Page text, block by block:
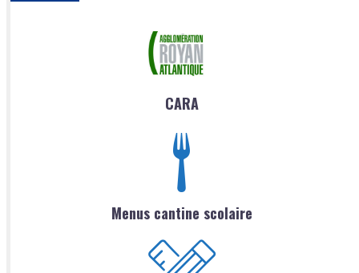
CARA
Menus cantine scolaire